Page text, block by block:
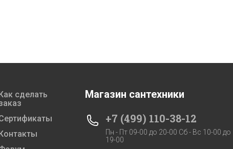
сделать
Магазин сантехники
+7 (499) 110-38-12
Пн - Пт 09-00 до 20-00 Сб - Вс 10-00 до
19-00